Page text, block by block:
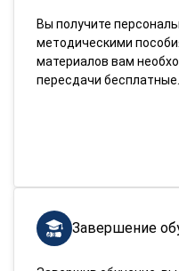
Вы получите
методическими
материалов вам
пересдачи бесплатные.
Завершение